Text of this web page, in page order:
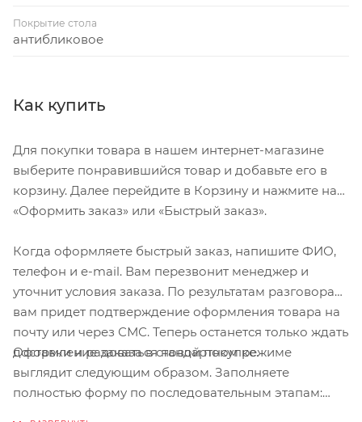
Покрытие стола
антибликовое
Как купить
Для покупки товара в нашем интернет-магазине
выберите понравившийся товар и добавьте его в
корзину. Далее перейдите в Корзину и нажмите на
«Оформить заказ» или «Быстрый заказ».
Когда оформляете быстрый заказ, напишите ФИО,
телефон и e-mail. Вам перезвонит менеджер и
уточнит условия заказа. По результатам разговора
вам придет подтверждение оформления товара на
почту или через СМС. Теперь останется только ждать
доставки и радоваться новой покупке.
Оформление заказа в стандартном режиме
выглядит следующим образом. Заполняете
полностью форму по последовательным этапам: